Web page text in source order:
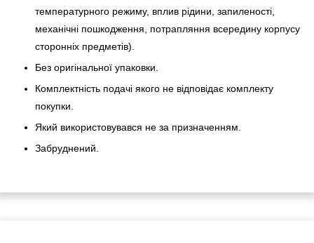
температурного режиму, вплив рідини, запиленості,
механічні пошкодження, потрапляння всередину корпусу
сторонніх предметів).
Без оригінальної упаковки.
Комплектність подачі якого не відповідає комплекту
покупки.
Який використовувався не за призначенням.
Забруднений.